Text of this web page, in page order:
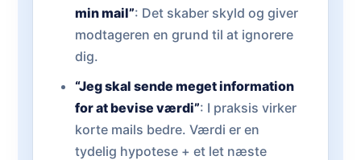
min mail”: Det skaber skyld og giver
modtageren en grund til at ignorere
dig.
“Jeg skal sende meget information
for at bevise værdi”: I praksis virker
korte mails bedre. Værdi er en
tydelig hypotese + et let næste